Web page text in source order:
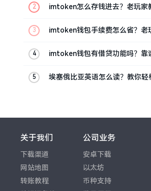
imtoken怎么存钱进去？老玩家
imtoken钱包手续费怎么省？老
imtoken钱包有借贷功能吗？靠
埃塞俄比亚英语怎么读？教你轻
关于我们
下载渠道
网站地图
转账教程
公司业务
安卓下载
以太坊
币种支持